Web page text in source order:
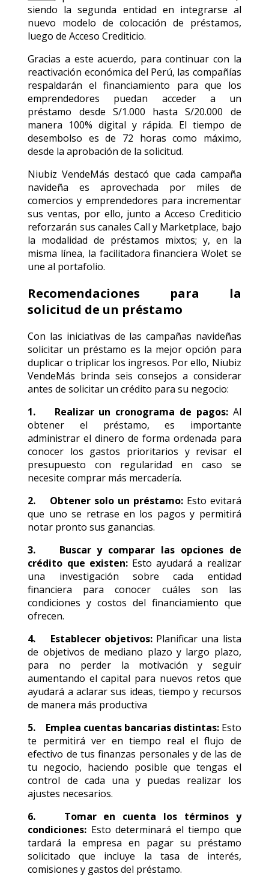
siendo la segunda entidad en integrarse al
nuevo modelo de colocación de préstamos,
luego de Acceso Crediticio.
Gracias a este acuerdo, para continuar con la
reactivación económica del Perú, las compañías
respaldarán el financiamiento para que los
emprendedores puedan acceder a un
préstamo desde S/1.000 hasta S/20.000 de
manera 100% digital y rápida. El tiempo de
desembolso es de 72 horas como máximo,
desde la aprobación de la solicitud.
Niubiz VendeMás destacó que cada campaña
navideña es aprovechada por miles de
comercios y emprendedores para incrementar
sus ventas, por ello, junto a Acceso Crediticio
reforzarán sus canales Call y Marketplace, bajo
la modalidad de préstamos mixtos; y, en la
misma línea, la facilitadora financiera Wolet se
une al portafolio.
Recomendaciones para la
solicitud de un préstamo
Con las iniciativas de las campañas navideñas
solicitar un préstamo es la mejor opción para
duplicar o triplicar los ingresos. Por ello, Niubiz
VendeMás brinda seis consejos a considerar
antes de solicitar un crédito para su negocio:
1. Realizar un cronograma de pagos:Al
obtener el préstamo, es importante
administrar el dinero de forma ordenada para
conocer los gastos prioritarios y revisar el
presupuesto con regularidad en caso se
necesite comprar más mercadería.
2. Obtener solo un préstamo:Esto evitará
que uno se retrase en los pagos y permitirá
notar pronto sus ganancias.
3. Buscar y comparar las opciones de
crédito que existen:Esto ayudará a realizar
una investigación sobre cada entidad
financiera para conocer cuáles son las
condiciones y costos del financiamiento que
ofrecen.
4. Establecer objetivos: Planificar una lista
de objetivos de mediano plazo y largo plazo,
para no perder la motivación y seguir
aumentando el capital para nuevos retos que
ayudará a aclarar sus ideas, tiempo y recursos
de manera más productiva
5. Emplea cuentas bancarias distintas:Esto
te permitirá ver en tiempo real el flujo de
efectivo de tus finanzas personales y de las de
tu negocio, haciendo posible que tengas el
control de cada una y puedas realizar los
ajustes necesarios.
6. Tomar en cuenta los términos y
condiciones: Esto determinará el tiempo que
tardará la empresa en pagar su préstamo
solicitado que incluye la tasa de interés,
comisiones y gastos del préstamo.